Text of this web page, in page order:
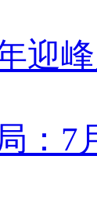
迎
：7